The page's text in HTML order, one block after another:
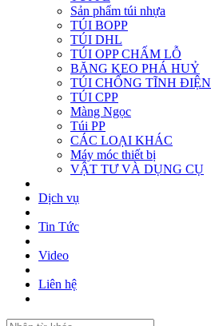
Sản phẩm túi nhựa
TÚI BOPP
TÚI DHL
TÚI OPP CHẤM LỖ
BĂNG KEO PHÁ HUỶ
TÚI CHỐNG TĨNH ĐIỆN
TÚI CPP
Màng Ngọc
Túi PP
CÁC LOẠI KHÁC
Máy móc thiết bị
VẬT TƯ VÀ DỤNG CỤ
Dịch vụ
Tin Tức
Video
Liên hệ